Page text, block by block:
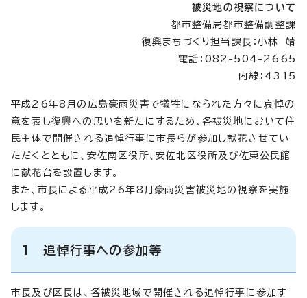
被災地の視察について
都市整備局都市整備調整課
復興まちづくり担当課長：小林 靖
電話：082-504-2665
内線：4315
平成26年8月の広島豪雨災害で犠牲になられた方々に哀悼の
意を表し復興への思いを新たにするため、各被災地において住
民主体で開催される追悼行事に市長らが参加し献花させてい
ただくとともに、安佐南区役所、安佐北区役所及び佐東公民館
に献花台を設置します。
また、市長による平成26年8月豪雨災害被災地の視察を実施
します。
1 追悼行事への参加等
市長及び区長は、各被災地域で開催される追悼行事に参加す